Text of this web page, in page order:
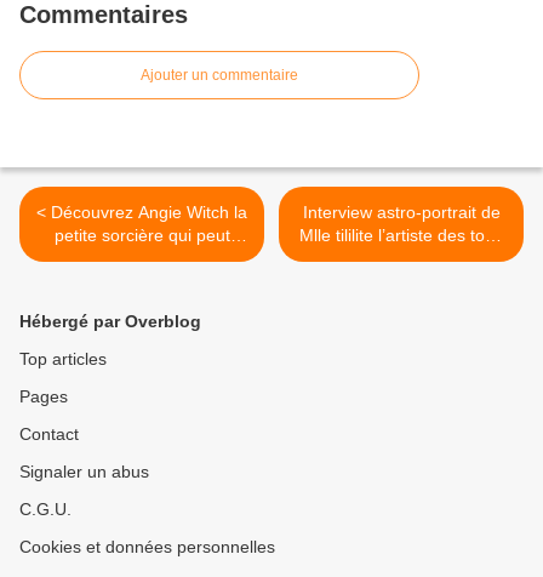
Commentaires
Ajouter un commentaire
< Découvrez Angie Witch la
petite sorcière qui peut
exaucer vos plus beaux
Interview astro-portrait de
Mlle tililite l’artiste des tous
petits >
Hébergé par Overblog
Top articles
Pages
Contact
Signaler un abus
C.G.U.
Cookies et données personnelles